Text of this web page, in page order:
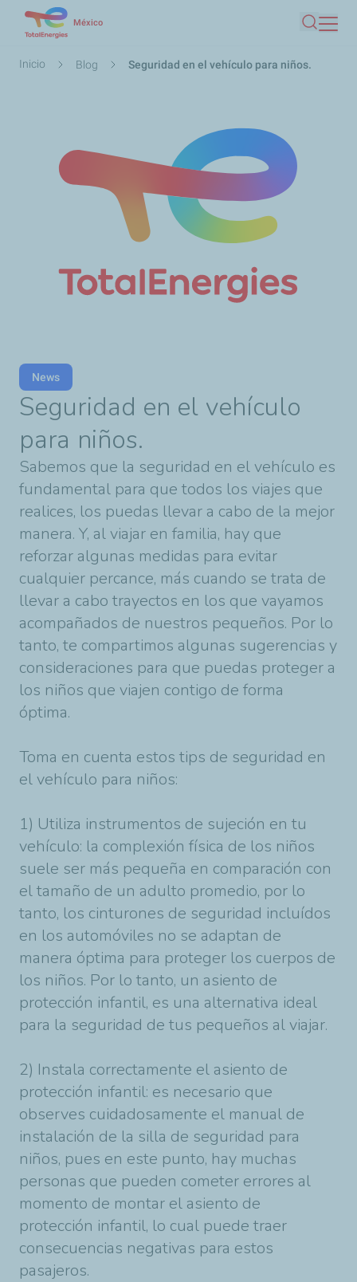
contenido
México
Buscar
Ruta
Inicio Blog Seguridad en el vehículo para niños.
News
Seguridad en el vehículo
para niños.
Sabemos que la seguridad en el vehículo es
fundamental para que todos los viajes que
realices, los puedas llevar a cabo de la mejor
manera. Y, al viajar en familia, hay que
reforzar algunas medidas para evitar
cualquier percance, más cuando se trata de
llevar a cabo trayectos en los que vayamos
acompañados de nuestros pequeños. Por lo
tanto, te compartimos algunas sugerencias y
consideraciones para que puedas proteger a
los niños que viajen contigo de forma
óptima.
Toma en cuenta estos tips de seguridad en
el vehículo para niños:
1) Utiliza instrumentos de sujeción en tu
vehículo: la complexión física de los niños
suele ser más pequeña en comparación con
el tamaño de un adulto promedio, por lo
tanto, los cinturones de seguridad incluídos
en los automóviles no se adaptan de
manera óptima para proteger los cuerpos de
los niños. Por lo tanto, un asiento de
protección infantil, es una alternativa ideal
para la seguridad de tus pequeños al viajar.
2) Instala correctamente el asiento de
protección infantil: es necesario que
observes cuidadosamente el manual de
instalación de la silla de seguridad para
niños, pues en este punto, hay muchas
personas que pueden cometer errores al
momento de montar el asiento de
protección infantil, lo cual puede traer
consecuencias negativas para estos
pasajeros.